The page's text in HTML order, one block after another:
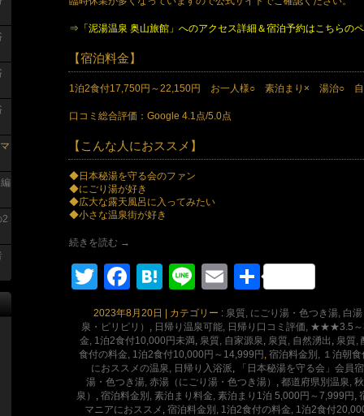
⇒「泥湯温泉 奥山旅館」へのアクセス詳細＆宿泊予約はこちらの
【宿泊料金】
1泊2食付17,750円～22,150円 お一人様○ 素泊まり× 湯治○
口コミ総合評価：Google 4.1点/5.0点
【こんな人におススメ】
◆日本秘湯を守る会のファン
◆にごり湯が好き
◆広大な露天風呂に入ってみたい
◆小さな温泉街が好き
続きを読む →
Twitter
Facebook
Hatena
LineEmail
共
有
2023年8月20日 | カテゴリー : 泉質, にごり湯・色つき湯, 白
泉・ピリピリ）
日帰り温泉可能, 日帰り口コミ評価, ★★★3.5～
金, 1泊2食付10,000円未満 泉質, 自家源泉 泉質, 自然湧出
泉質,
食付の料金, 1泊2食付10,000円～14,999円 宿泊料金別, １泊朝
におススメの温泉, 日帰り入浴派
「日本秘湯を守る会」会員
湯・色つき湯, 赤湯（にごり湯・色つき湯）
都道府県別温泉,
泉）
宿泊料金別, 素泊まり料金, 素泊まり1泊 5,000円～7,999円
マニアにおススメ 宿泊料金別, 1泊2食付の料金, 1泊2食付
2